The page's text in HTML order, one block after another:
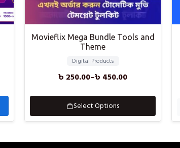
Movieflix Mega Bundle Tools and
Theme
Digital Products
৳ 250.00–৳ 450.00
Select Options